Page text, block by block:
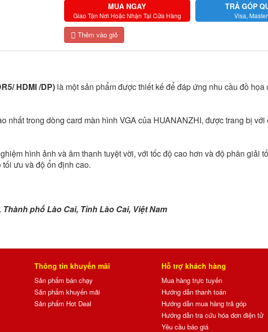
MUA NGAY
Giao Tận Nơi Hoặc Nhận Tại Cửa Hàng
TRẢ GÓP
Visa,
Thêm vào giỏ
HDMI /DP) là một sản phẩm được thiết kế để đáp ứng nhu cầu đồ
nhất trong dòng card màn hình VGA của HUANANZHI, được trang bị
hình ảnh và âm thanh tuyệt vời, với tốc độ cao hơn và độ phân giải
ưu và độ ổn định cao.
phố Lào Cai, Tỉnh Lào Cai, Việt Nam
Thông tin khuyến mãi
Sản phẩm bán chạy
Sản phẩm khuyến mãi
Sản phẩm Hot Deal
Hỗ trợ khách hàng
Mua hàng trực tuyến
Hướng dẫn thanh toán
Hướng dẫn mua hàng trả góp
Hướng dẫn tra cứu hóa đơn điện tử
Yêu cầu báo giá